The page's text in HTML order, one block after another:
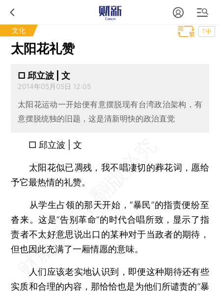
文化 T中
太阳花礼赞
□ 邱立波 | 文
2014年05月05日 12:05
太阳花运动一开始便有意摆脱现有台湾政治架构，有
意摆脱统独的旧题，这是清新明快的政治直觉
□ 邱立波 | 文
太阳花似已凋残，我不唱凄切的葬花词，愿给
予它最热情的礼赞。
从学生占领的那天开始，“暴民”的指责便纷至
沓来。这是“告别革命”的时代合唱所致，显示了指
责者不太好意思说出口的某种对于当政者的期待，
但也因此充满了一厢情愿的意味。
人们应该老实地认识到，即便这种期待还有些
实质和合理的内容，那恰恰也是为他们所谴责的“暴